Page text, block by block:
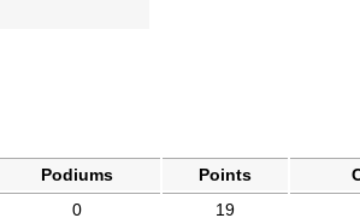
Podiums Points
0 19